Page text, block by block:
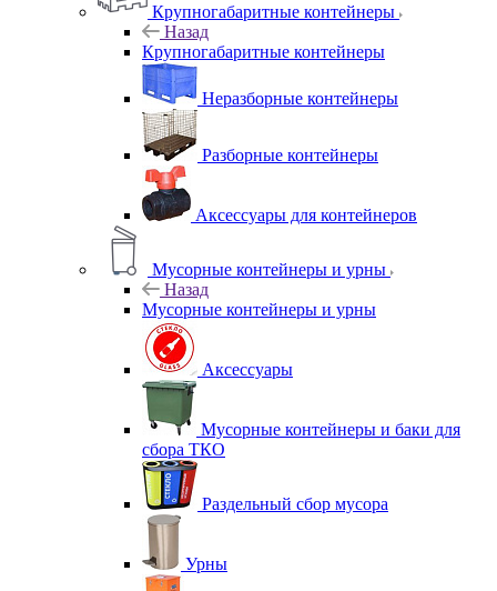
Крупногабаритные контейнеры
Назад
Крупногабаритные контейнеры
Неразборные контейнеры
Разборные контейнеры
Аксессуары для контейнеров
Мусорные контейнеры и урны
Назад
Мусорные контейнеры и урны
Аксессуары
Мусорные контейнеры и баки для
сбора ТКО
Раздельный сбор мусора
Урны